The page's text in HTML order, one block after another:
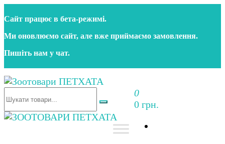
до
контенту
Сайт працює в бета‑режимі.
Ми оновлюємо сайт, але вже приймаємо замовлення.
Пишіть нам у чат.
Зоотовари ПЕТХАТА
Зоомагазин для собак та котів | Корм, іграшки,
аксесуари та догляд за тваринами. Доставка по
0
0 грн.